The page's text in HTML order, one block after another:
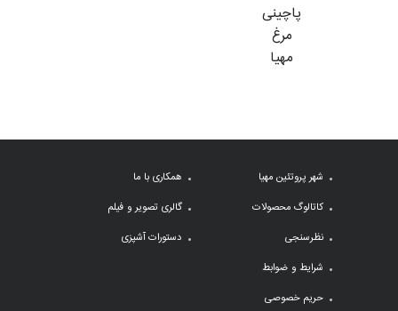
پاچینی
مرغ
مهیا
شهر پروتئین مهیا
کاتالوگ محصولات
نظرسنجی
همکاری با ما
گالری تصویر و فیلم
دستورات آشپزی
شرایط و ضوابط
حریم خصوصی